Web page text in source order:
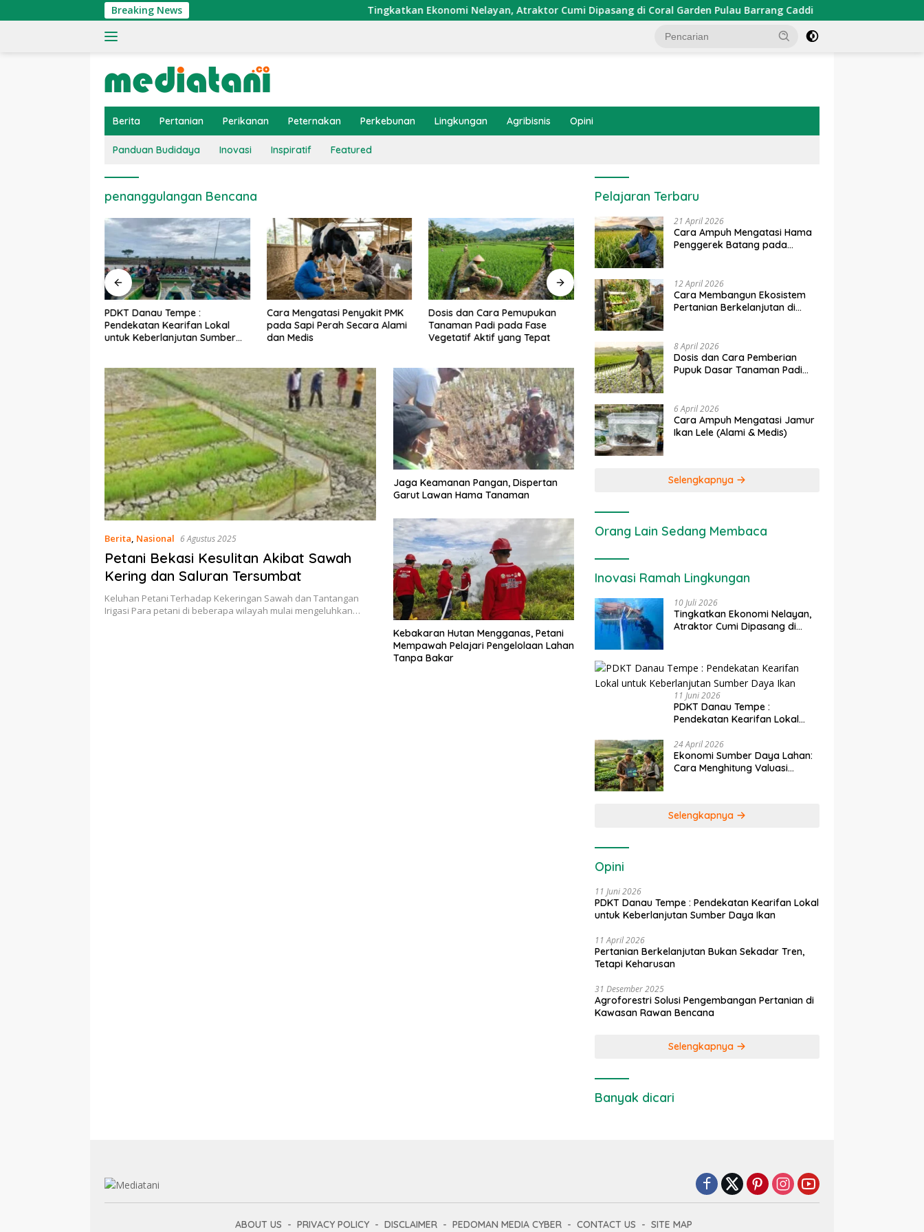
ke
Breaking News Tingkatkan Ekonomi Nelayan, Atraktor Cumi Dipasang di Coral Garden Pulau Barrang Caddi
Berita Pertanian Perikanan Peternakan Perkebunan Lingkungan Agribisnis Opini
Panduan Budidaya Inovasi Inspiratif Featured
penanggulangan Bencana
PDKT Danau Tempe :
Pendekatan Kearifan Lokal
untuk Keberlanjutan Sumber
Cara Mengatasi Penyakit PMK
pada Sapi Perah Secara Alami
dan Medis
Dosis dan Cara Pemupukan
Tanaman Padi pada Fase
Vegetatif Aktif yang Tepat
Penerapan IoT dalam
Pertanian Modern di Indonesia
Ekonomi Sumber Daya Lahan:
Berita, Nasional 6 Agustus 2025
Petani Bekasi Kesulitan Akibat Sawah
Kering dan Saluran Tersumbat
Keluhan Petani Terhadap Kekeringan Sawah dan Tantangan
Irigasi Para petani di beberapa wilayah mulai mengeluhkan…
Jaga Keamanan Pangan, Dispertan
Garut Lawan Hama Tanaman
Kebakaran Hutan Mengganas, Petani
Mempawah Pelajari Pengelolaan Lahan
Tanpa Bakar
Pelajaran Terbaru
21 April 2026
Cara Ampuh Mengatasi Hama
Penggerek Batang pada
12 April 2026
Cara Membangun Ekosistem
Pertanian Berkelanjutan di
8 April 2026
Dosis dan Cara Pemberian
Pupuk Dasar Tanaman Padi
6 April 2026
Cara Ampuh Mengatasi Jamur
Ikan Lele (Alami & Medis)
Selengkapnya
Orang Lain Sedang Membaca
Inovasi Ramah Lingkungan
10 Juli 2026
Tingkatkan Ekonomi Nelayan,
Atraktor Cumi Dipasang di
11 Juni 2026
PDKT Danau Tempe :
Pendekatan Kearifan Lokal
Daya Ikan
24 April 2026
Ekonomi Sumber Daya Lahan:
Cara Menghitung Valuasi
Selengkapnya
Opini
11 Juni 2026
PDKT Danau Tempe : Pendekatan Kearifan Lokal
untuk Keberlanjutan Sumber Daya Ikan
11 April 2026
Pertanian Berkelanjutan Bukan Sekadar Tren,
Tetapi Keharusan
31 Desember 2025
Agroforestri Solusi Pengembangan Pertanian di
Kawasan Rawan Bencana
Selengkapnya
Banyak dicari
ABOUT US PRIVACY POLICY DISCLAIMER PEDOMAN MEDIA CYBER CONTACT US SITE MAP